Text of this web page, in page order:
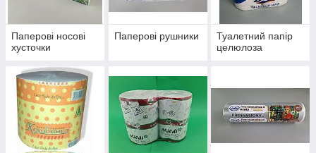
Паперові носові
хусточки
Паперові рушники
Туалетний папір
целюлоза